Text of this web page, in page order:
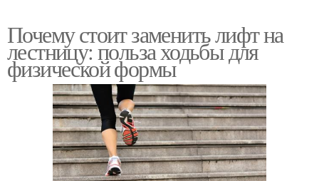
Почему стоит заменить лифт на
лестницу: польза ходьбы для
физической формы